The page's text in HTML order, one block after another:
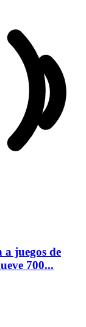
a juegos de
700...